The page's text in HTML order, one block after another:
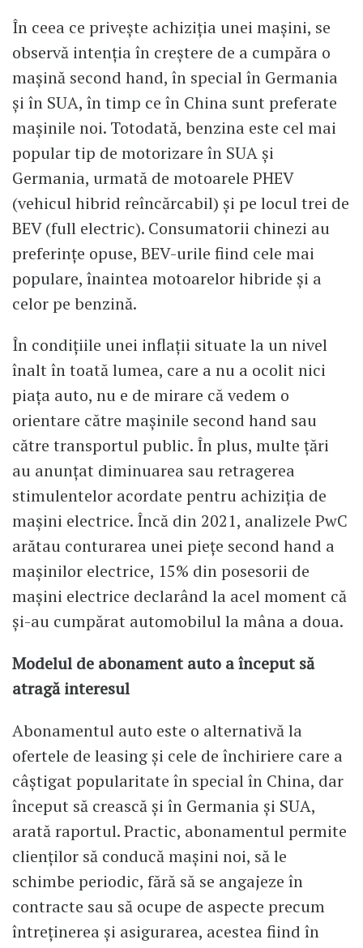
În ceea ce privește achiziția unei mașini, se
observă intenția în creștere de a cumpăra o
mașină second hand, în special în Germania
și în SUA, în timp ce în China sunt preferate
mașinile noi. Totodată, benzina este cel mai
popular tip de motorizare în SUA și
Germania, urmată de motoarele PHEV
(vehicul hibrid reîncărcabil) și pe locul trei de
BEV (full electric). Consumatorii chinezi au
preferințe opuse, BEV-urile fiind cele mai
populare, înaintea motoarelor hibride și a
celor pe benzină.
În condițiile unei inflații situate la un nivel
înalt în toată lumea, care a nu a ocolit nici
piața auto, nu e de mirare că vedem o
orientare către mașinile second hand sau
către transportul public. În plus, multe țări
au anunțat diminuarea sau retragerea
stimulentelor acordate pentru achiziția de
mașini electrice. Încă din 2021, analizele PwC
arătau conturarea unei piețe second hand a
mașinilor electrice, 15% din posesorii de
mașini electrice declarând la acel moment că
și-au cumpărat automobilul la mâna a doua.
Modelul de abonament auto a început să
atragă interesul
Abonamentul auto este o alternativă la
ofertele de leasing și cele de închiriere care a
câștigat popularitate în special în China, dar
început să crească și în Germania și SUA,
arată raportul. Practic, abonamentul permite
clienților să conducă mașini noi, să le
schimbe periodic, fără să se angajeze în
contracte sau să ocupe de aspecte precum
întreținerea și asigurarea, acestea fiind în